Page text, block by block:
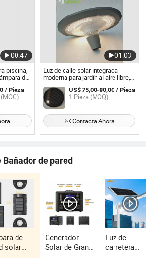
00:47
piscina,
de
el patio
/ Pieza
01:03
Luz de calle solar integrada
moderna para jardín al aire libre,
lámpara de sol integrada, luz de
patio solar 60W luz de calle tipo
UFO con cambio de color en tres
tonos
US$ 75,00-80,00 / Pieza
1 Pieza (MOQ)
Contacta Ahora
de pared
de
solar
Generador
Solar de Gran
Luz de
carretera